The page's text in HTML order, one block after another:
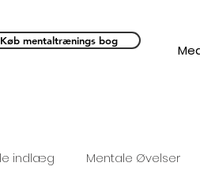
Køb mentaltrænings bog
indlæg Mentale Øvelser